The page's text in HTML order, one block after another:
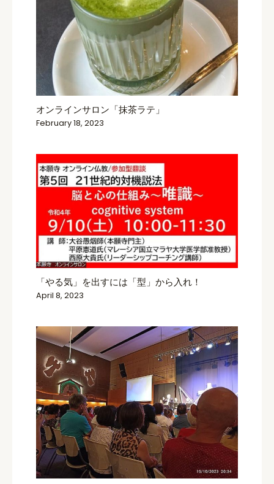
オンラインサロン「抹茶ラテ」
February 18, 2023
「やる気」を出すには「型」から入れ！
April 8, 2023